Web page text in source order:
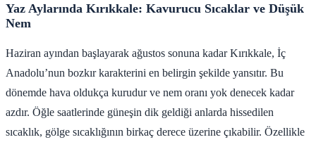
Yaz Aylarında Kırıkkale: Kavurucu Sıcaklar ve Düşük
Nem
Haziran ayından başlayarak ağustos sonuna kadar Kırıkkale, İç
Anadolu’nun bozkır karakterini en belirgin şekilde yansıtır. Bu
dönemde hava oldukça kurudur ve nem oranı yok denecek kadar
azdır. Öğle saatlerinde güneşin dik geldiği anlarda hissedilen
sıcaklık, gölge sıcaklığının birkaç derece üzerine çıkabilir. Özellikle